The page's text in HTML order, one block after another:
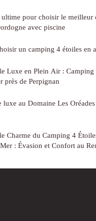
pour choisir le meilleur
avec piscine
un camping 4 étoiles en
Luxe en Plein Air : Camping
près de Perpignan
luxe au Domaine Les
Charme du Camping 4
: Évasion et Confort au